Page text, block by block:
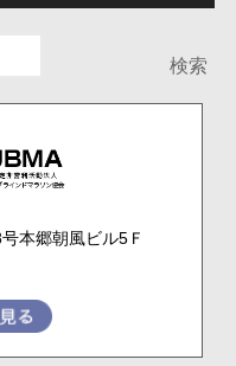
本郷朝風ビル5Ｆ